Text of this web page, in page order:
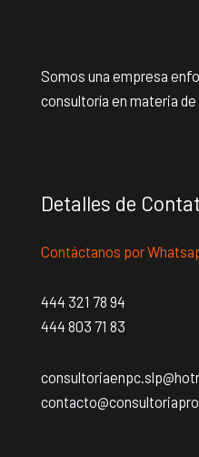
Somos una empresa
consultoría en materia
Detalles de
Contáctanos por
444 321 78 94
444 803 71 83